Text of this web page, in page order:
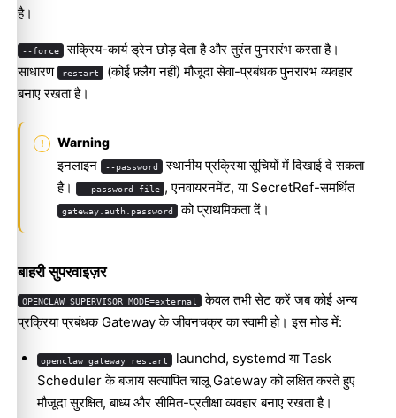
है।
--force सक्रिय-कार्य ड्रेन छोड़ देता है और तुरंत पुनरारंभ करता है।
साधारण
restart (कोई फ़्लैग नहीं) मौजूदा सेवा-प्रबंधक पुनरारंभ व्यवहार
बनाए रखता है।
Warning
इनलाइन --password स्थानीय प्रक्रिया सूचियों में दिखाई दे सकता
है।
--password-file , एनवायरनमेंट, या SecretRef-समर्थित
gateway.auth.password को प्राथमिकता दें।
बाहरी सुपरवाइज़र
OPENCLAW_SUPERVISOR_MODE=external केवल तभी सेट करें जब कोई अन्य
प्रक्रिया प्रबंधक Gateway के जीवनचक्र का स्वामी हो। इस मोड में:
openclaw gateway restart
launchd, systemd या Task
Scheduler के बजाय सत्यापित चालू Gateway को लक्षित करते हुए
मौजूदा सुरक्षित, बाध्य और सीमित-प्रतीक्षा व्यवहार बनाए रखता है।